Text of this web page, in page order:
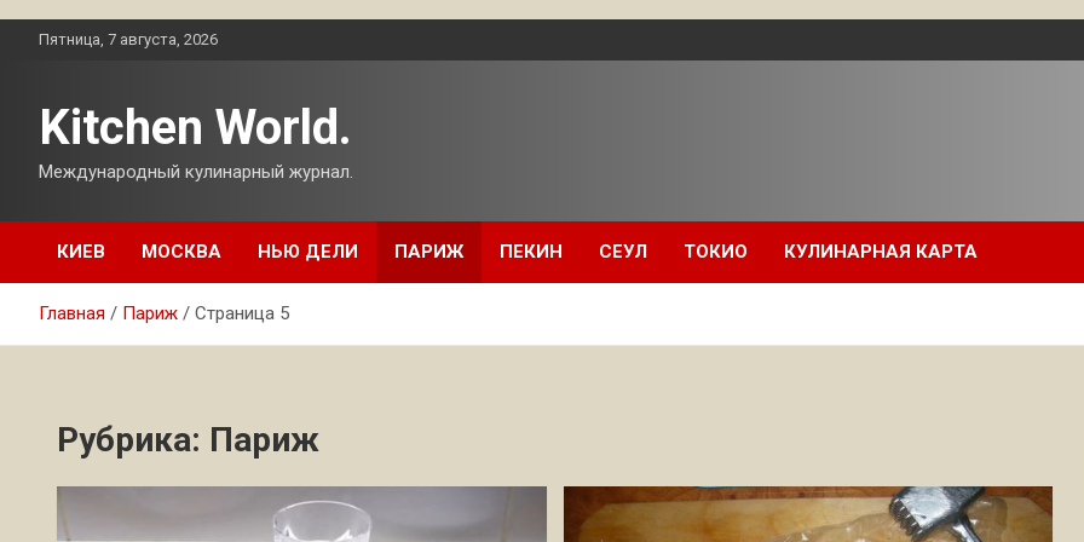
ПерейтиПятница, 7 августа, 2026
Kitchen World.
Международный кулинарный журнал.
КИЕВ МОСКВА НЬЮ ДЕЛИ ПАРИЖ ПЕКИН СЕУЛ ТОКИО КУЛИНАРНАЯ КАРТА
Главная Париж Страница 5
Рубрика: Париж